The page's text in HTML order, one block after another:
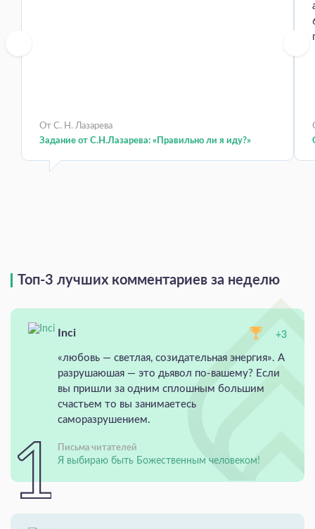
От С. Н. Лазарева
Задание от С.Н.Лазарева: «Правильно ли я иду?»
Топ-3 лучших комментариев за неделю
Inci +3
«любовь — светлая, созидательная энергия». А
разрушаюшая — это дьявол по-вашему? Если
вы пришли за одним сплошным большим
счастьем то вы занимаетесь
саморазрушением.
Письма читателей
Я выбираю быть Божественным человеком!